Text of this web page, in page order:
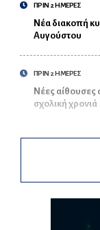
ΠΡΙΝ 2 ΗΜΕΡΕΣ
Νέα διακοπή
Αυγούστου
ΠΡΙΝ 2 ΗΜΕΡΕΣ
Νέες αίθουσες
σχολική χρονιά